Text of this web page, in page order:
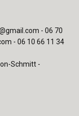
- 06 70
- 06 10 66 11 34
Schmitt -